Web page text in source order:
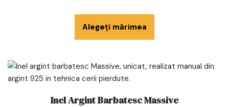
Alegeți mărimea
Inel Argint Barbatesc Massive